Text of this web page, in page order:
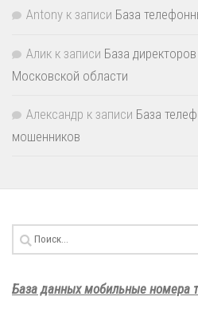
Antony к записи База
Алик к записи База
Московской области
Александр к записи База
мошенников
Найти:
База данных мобильные номера